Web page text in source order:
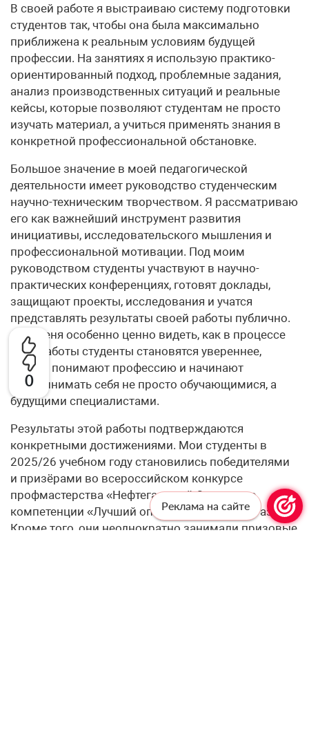
0
В своей работе я выстраиваю систему подготовки
студентов так, чтобы она была максимально
приближена к реальным условиям будущей
профессии. На занятиях я использую практико-
ориентированный подход, проблемные задания,
анализ производственных ситуаций и реальные
кейсы, которые позволяют студентам не просто
изучать материал, а учиться применять знания в
конкретной профессиональной обстановке.
Большое значение в моей педагогической
деятельности имеет руководство студенческим
научно-техническим творчеством. Я рассматриваю
его как важнейший инструмент развития
инициативы, исследовательского мышления и
профессиональной мотивации. Под моим
руководством студенты участвуют в научно-
практических конференциях, готовят доклады,
защищают проекты, исследования и учатся
представлять результаты своей работы публично.
Для меня особенно ценно видеть, как в процессе
этой работы студенты становятся увереннее,
глубже понимают профессию и начинают
воспринимать себя не просто обучающимися, а
будущими специалистами.
Результаты этой работы подтверждаются
конкретными достижениями. Мои студенты в
2025/26 учебном году становились победителями
и призёрами во всероссийском конкурсе
профмастерства «Нефтегазовый Олимп» по
компетенции «Лучший оператор по добыче газа».
Кроме того, они неоднократно занимали призовые
Реклама на сайте